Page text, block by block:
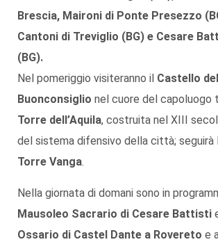
Brescia, Maironi di Ponte Presezzo
Cantoni di Treviglio (BG) e Cesare
(BG).
Nel pomeriggio visiteranno il Castello del
Buonconsiglio nel cuore del capoluogo
Torre dell’Aquila, costruita nel XIII
del sistema difensivo della città; seguirà
Torre Vanga.
Nella giornata di domani sono in
Mausoleo Sacrario di Cesare Battisti
Ossario di Castel Dante a Rovereto e